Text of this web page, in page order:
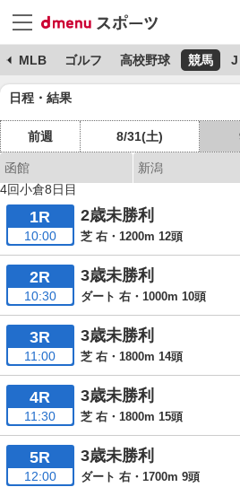
MLB ゴルフ 高校野球 競馬 J
日程・結果
前週 8/31(土)
函館 新潟
4回小倉8日目
1R
10:00
2歳未勝利
芝 右・1200m 12頭
2R
10:30
3歳未勝利
ダート 右・1000m 10頭
3R
11:00
3歳未勝利
芝 右・1800m 14頭
4R
11:30
3歳未勝利
芝 右・1800m 15頭
5R
12:00
3歳未勝利
ダート 右・1700m 9頭